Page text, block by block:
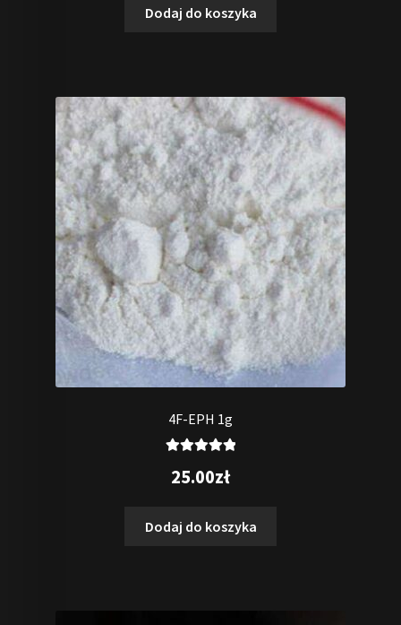
Dodaj do koszyka
4F-EPH 1g
5.00na 5
25.00zł
Dodaj do koszyka